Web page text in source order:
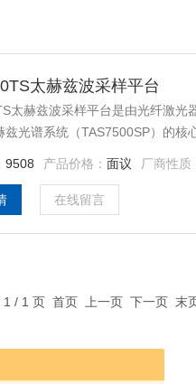
太赫兹波采样平台
太赫兹波采样平台是由光纤激光
兹光谱系统（TAS7500SP）的
9508 产品价格：面议 厂商性质
在线留言
1 / 1 页 首页 上一页 下一页 末